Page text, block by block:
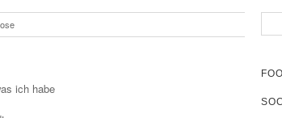
ich habe